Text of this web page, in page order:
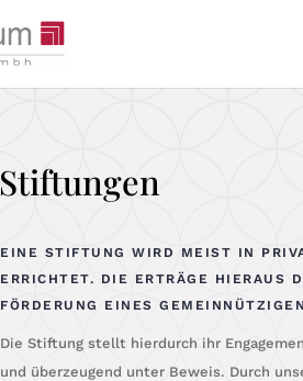
Stiftungen
EINE STIFTUNG WIRD MEIST IN
ERRICHTET. DIE ERTRÄGE HIERAUS
FÖRDERUNG EINES
Die Stif­tung stellt hier­durch ihr
und über­zeu­gend unter Beweis. Durch